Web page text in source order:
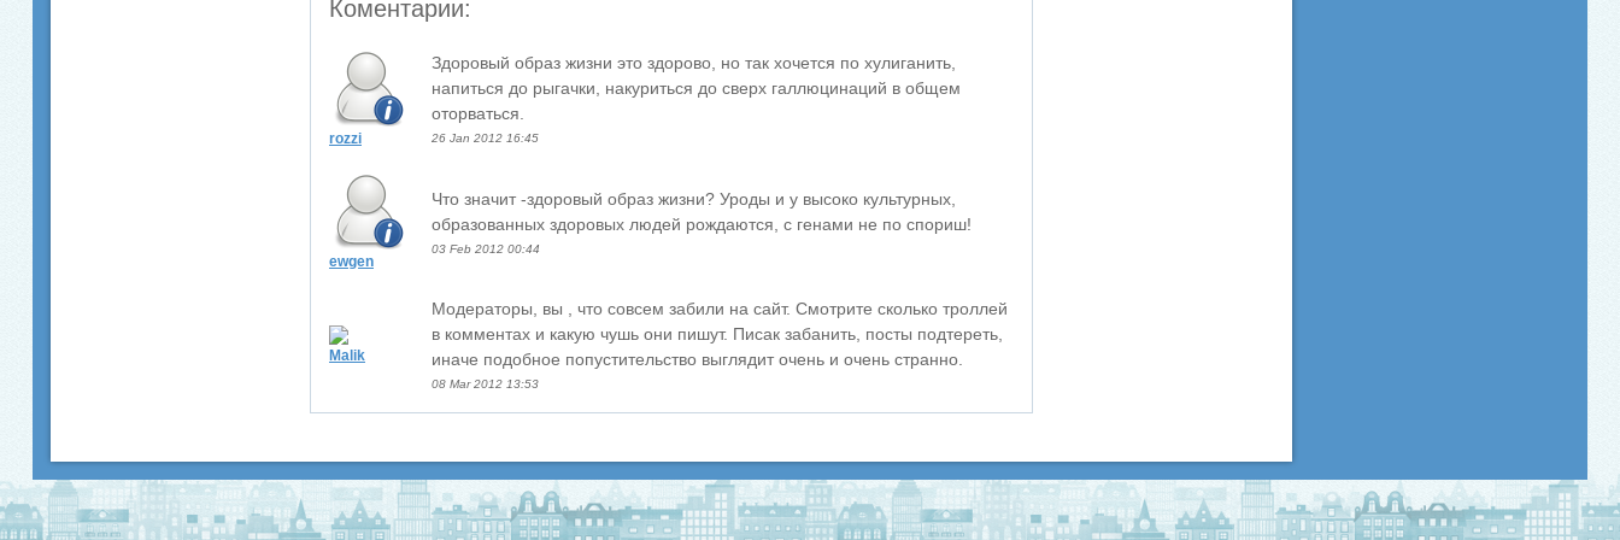
Коментарии:
rozzi
Здоровый образ жизни это здорово, но так хочется по хулиганить,
напиться до рыгачки, накуриться до сверх галлюцинаций в общем
оторваться.
26 Jan 2012 16:45
ewgen
Что значит -здоровый образ жизни? Уроды и у высоко культурных,
образованных здоровых людей рождаются, с генами не по спориш!
03 Feb 2012 00:44
Malik
Модераторы, вы , что совсем забили на сайт. Смотрите сколько троллей
в комментах и какую чушь они пишут. Писак забанить, посты подтереть,
иначе подобное попустительство выглядит очень и очень странно.
08 Mar 2012 13:53